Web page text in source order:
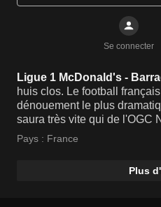
Se connecter
Ligue 1 McDonald's -
huis clos. Le football
dénouement le plus
saura très vite qui de l'OGC
Étienne décrochera le
Sur le terrain, le suspe...
Pays : France
Plus